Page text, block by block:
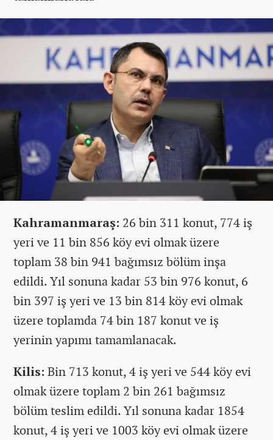
Kahramanmaraş: 26 bin 311 konut, 774 iş
yeri ve 11 bin 856 köy evi olmak üzere
toplam 38 bin 941 bağımsız bölüm inşa
edildi. Yıl sonuna kadar 53 bin 976 konut, 6
bin 397 iş yeri ve 13 bin 814 köy evi olmak
üzere toplamda 74 bin 187 konut ve iş
yerinin yapımı tamamlanacak.
Kilis: Bin 713 konut, 4 iş yeri ve 544 köy evi
olmak üzere toplam 2 bin 261 bağımsız
bölüm teslim edildi. Yıl sonuna kadar 1854
konut, 4 iş yeri ve 1003 köy evi olmak üzere